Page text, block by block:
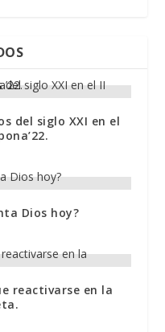
del siglo XXI en el
Dios hoy?
reactivarse en la